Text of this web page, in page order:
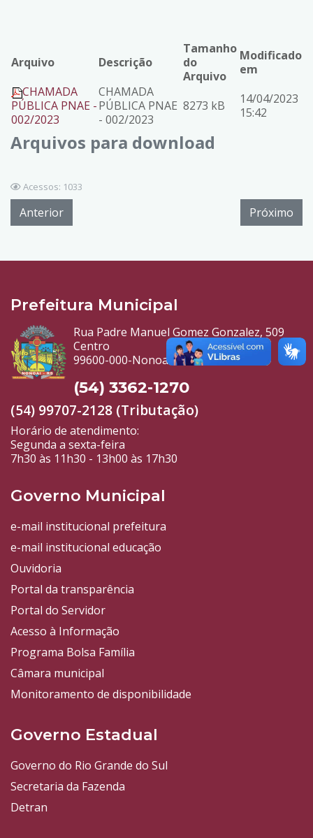
Arquivos para download
Arquivo Descrição
Tamanho
do
Arquivo
Modificado
em
CHAMADA
PÚBLICA PNAE -
002/2023
CHAMADA
PÚBLICA PNAE
- 002/2023
8273 kB
14/04/2023
15:42
Acessos: 1033
Anterior Próximo
Prefeitura Municipal
Rua Padre Manuel Gomez Gonzalez, 509
Centro
99600-000-Nonoai-RS
(54) 3362-1270
(54) 99707-2128 (Tributação)
Horário de atendimento:
Segunda a sexta-feira
7h30 às 11h30 - 13h00 às 17h30
Governo Municipal
e-mail institucional prefeitura
e-mail institucional educação
Ouvidoria
Portal da transparência
Portal do Servidor
Acesso à Informação
Programa Bolsa Família
Câmara municipal
Monitoramento de disponibilidade
Governo Estadual
Governo do Rio Grande do Sul
Secretaria da Fazenda
Detran